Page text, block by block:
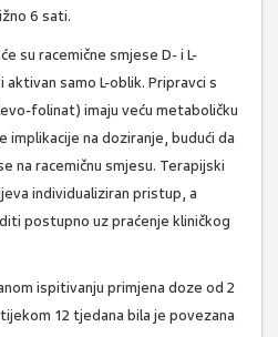
6 sati.
su racemične smjese D- i L-
samo L-oblik. Pripravci s
folinat) imaju veću metaboličku
na doziranje, budući da
na racemičnu smjesu. Terapijski
individualiziran pristup, a
postupno uz praćenje kliničkog
ispitivanju primjena doze od 2
12 tjedana bila je povezana